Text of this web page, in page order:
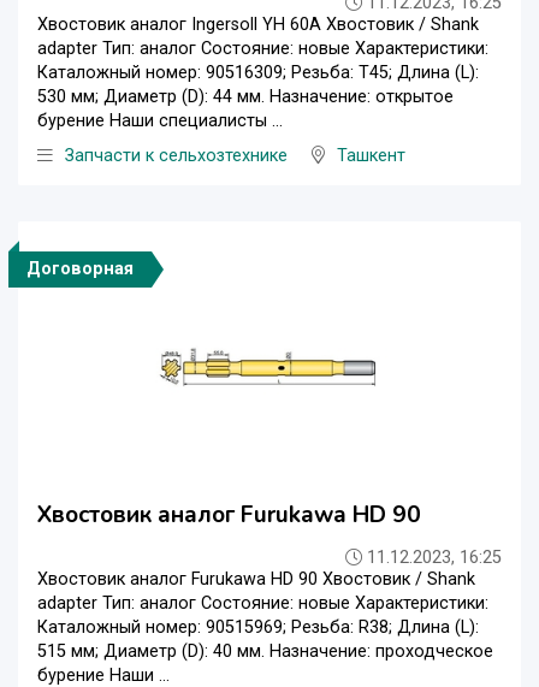
Хвостовик аналог Ingersoll YH 60A Хвостовик / Shank
adapter Тип: аналог Состояние: новые Характеристики:
Каталожный номер: 90516309; Резьба: T45; Длина (L):
530 мм; Диаметр (D): 44 мм. Назначение: открытое
бурение Наши специалисты ...
Запчасти к сельхозтехнике
Ташкент
Договорная
Хвостовик аналог Furukawa HD 90
11.12.2023, 16:25
Хвостовик аналог Furukawa HD 90 Хвостовик / Shank
adapter Тип: аналог Состояние: новые Характеристики:
Каталожный номер: 90515969; Резьба: R38; Длина (L):
515 мм; Диаметр (D): 40 мм. Назначение: проходческое
бурение Наши ...